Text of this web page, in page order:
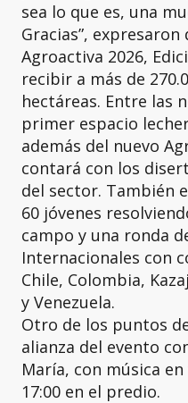
sea lo que es, una
Gracias”,
Agroactiva 2026,
recibir a más de
hectáreas. Entre las
primer espacio
además del nuevo
contará con los
del sector. También
60 jóvenes
campo y una ronda
Internacionales con
Chile, Colombia,
y Venezuela.
Otro de los puntos
alianza del evento
María, con música
17:00 en el predio.